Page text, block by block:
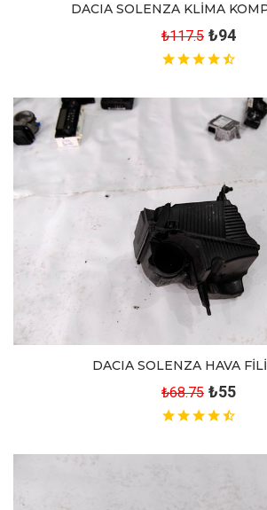
DACIA SOLENZA KLİMA
₺117.5 ₺94
DACIA SOLENZA HAVA
₺68.75 ₺55